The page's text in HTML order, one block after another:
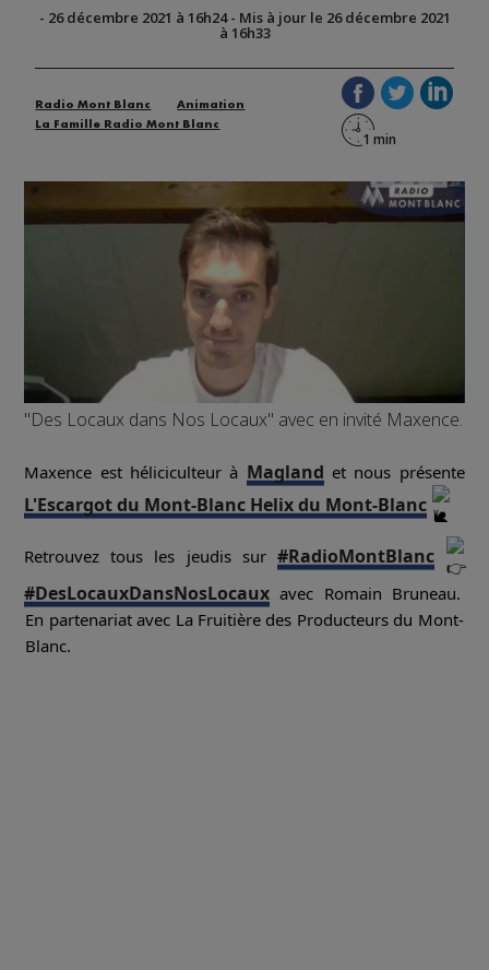
- 26 décembre 2021 à 16h24- Mis à jour le 26 décembre 2021
à 16h33
Radio Mont Blanc
Animation
La Famille Radio Mont Blanc
"Des Locaux dans Nos Locaux" avec en invité Maxence.
Maxence est héliciculteur à Magland et nous présente
L'Escargot du Mont-Blanc Helix du Mont-Blanc
Retrouvez tous les jeudis sur #RadioMontBlanc
#DesLocauxDansNosLocaux avec Romain Bruneau.
En partenariat avec La Fruitière des Producteurs du Mont-
Blanc.